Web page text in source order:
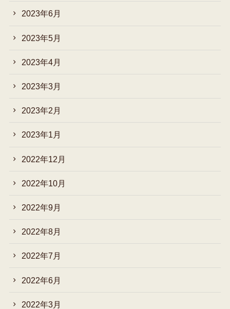
2023年6月
2023年5月
2023年4月
2023年3月
2023年2月
2023年1月
2022年12月
2022年10月
2022年9月
2022年8月
2022年7月
2022年6月
2022年3月